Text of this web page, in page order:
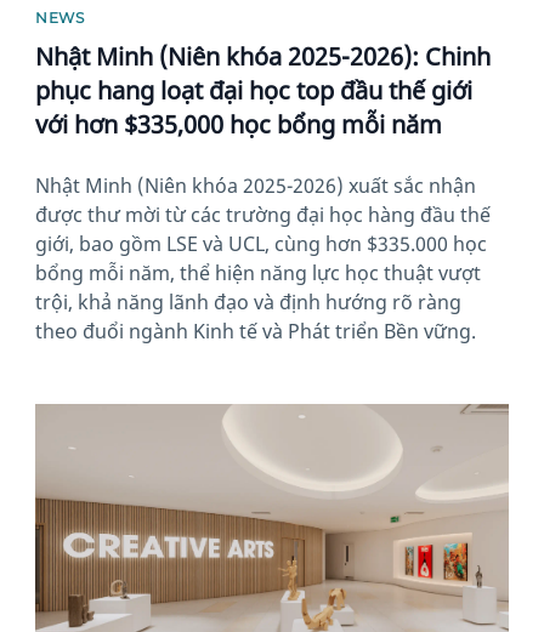
NEWS
Nhật Minh (Niên khóa 2025-2026): Chinh
phục hang loạt đại học top đầu thế giới
với hơn $335,000 học bổng mỗi năm
Nhật Minh (Niên khóa 2025-2026) xuất sắc nhận
được thư mời từ các trường đại học hàng đầu thế
giới, bao gồm LSE và UCL, cùng hơn $335.000 học
bổng mỗi năm, thể hiện năng lực học thuật vượt
trội, khả năng lãnh đạo và định hướng rõ ràng
theo đuổi ngành Kinh tế và Phát triển Bền vững.